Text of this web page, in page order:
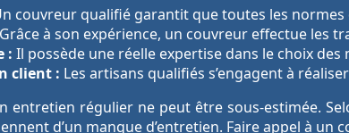
couvreur qualifié garantit que toutes les normes
Grâce à son expérience, un couvreur effectue les
: Il possède une réelle expertise dans le choix
client : Les artisans qualifiés s’engagent à
entretien régulier ne peut être sous-estimée.
d’un manque d’entretien. Faire appel à